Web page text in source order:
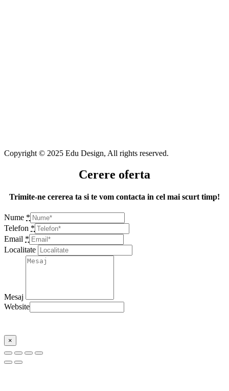
Copyright © 2025 Edu Design, All rights reserved.
Cerere oferta
Trimite-ne cererea ta si te vom contacta in cel mai scurt timp!
Nume *
Telefon *
Email *
Localitate
Mesaj
Website
×